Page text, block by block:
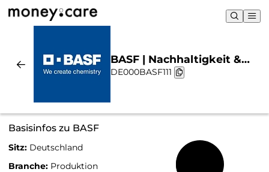
BASF | Nachhaltigkeit &
Chart
DE000BASF111
Basisinfos zu BASF
Sitz: Deutschland
Branche: Produktion